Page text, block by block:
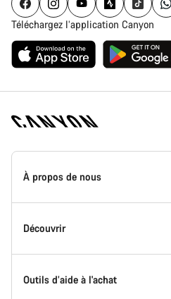
Téléchargez l’application Canyon
Page
d'accueil
Canyon
-
Canyon
À propos de nous
Inside Canyon
L'innovation chez Canyon
Découvrir
Evénements
Outils d’aide à l'achat